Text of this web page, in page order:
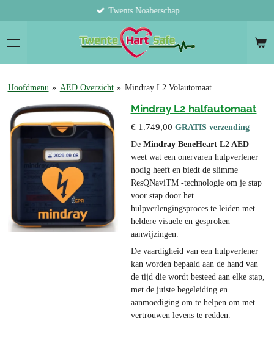
direct
naar
de
hoofdinhoud
Twents Noaberschap
Hoofdmenu » AED Overzicht » Mindray L2 Volautomaat
Mindray L2 halfautomaat
€ 1.749,00 GRATIS verzending
De Mindray BeneHeart L2 AED
weet wat een onervaren hulpverlener
nodig heeft en biedt de slimme
ResQNaviTM -technologie om je stap
voor stap door het
hulpverlengingsproces te leiden met
heldere visuele en gesproken
aanwijzingen.
De vaardigheid van een hulpverlener
kan worden bepaald aan de hand van
de tijd die wordt besteed aan elke stap,
met de juiste begeleiding en
aanmoediging om te helpen om met
vertrouwen levens te redden.